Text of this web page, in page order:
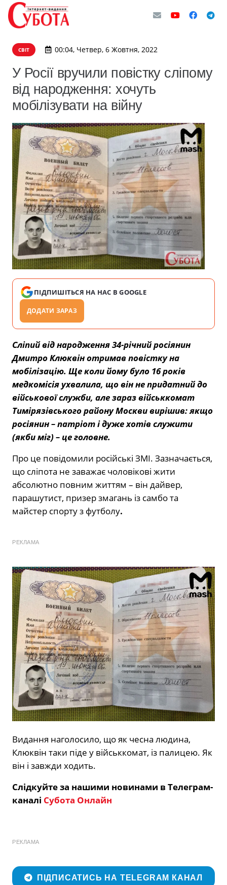
СВІТ 00:04, Четвер, 6 Жовтня, 2022
У Росії вручили повістку сліпому
від народження: хочуть
мобілізувати на війну
ПІДПИШІТЬСЯ НА НАС В GOOGLE
ДОДАТИ ЗАРАЗ
Сліпий від народження 34-річний росіянин
Дмитро Клюквін отримав повістку на
мобілізацію. Ще коли йому було 16 років
медкомісія ухвалила, що він не придатний до
військової служби, але зараз військкомат
Тимірязівського району Москви вирішив: якщо
росіянин – патріот і дуже хотів служити
(якби міг) – це головне.
Про це повідомили російські ЗМІ. Зазначається,
що сліпота не заважає чоловікові жити
абсолютно повним життям – він дайвер,
парашутист, призер змагань із самбо та
майстер спорту з футболу.
РЕКЛАМА
Видання наголосило, що як чесна людина,
Клюквін таки піде у військкомат, із палицею. Як
він і завжди ходить.
Слідкуйте за нашими новинами в Телеграм-
каналі Субота Онлайн
РЕКЛАМА
ПІДПИСАТИСЬ НА TELEGRAM КАНАЛ